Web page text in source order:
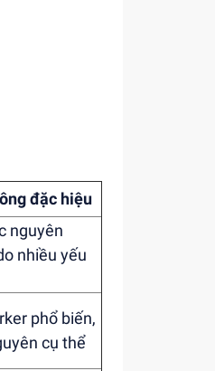
đặc hiệu
nguyên
nhiều yếu
phổ biến,
cụ thể